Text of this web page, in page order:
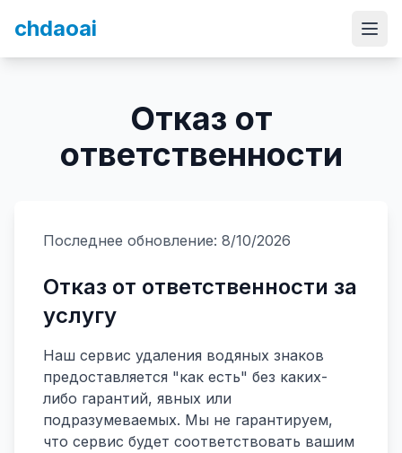
chdaoai
Отказ от
ответственности
Последнее обновление: 8/10/2026
Отказ от ответственности за
услугу
Наш сервис удаления водяных знаков
предоставляется "как есть" без каких-
либо гарантий, явных или
подразумеваемых. Мы не гарантируем,
что сервис будет соответствовать вашим